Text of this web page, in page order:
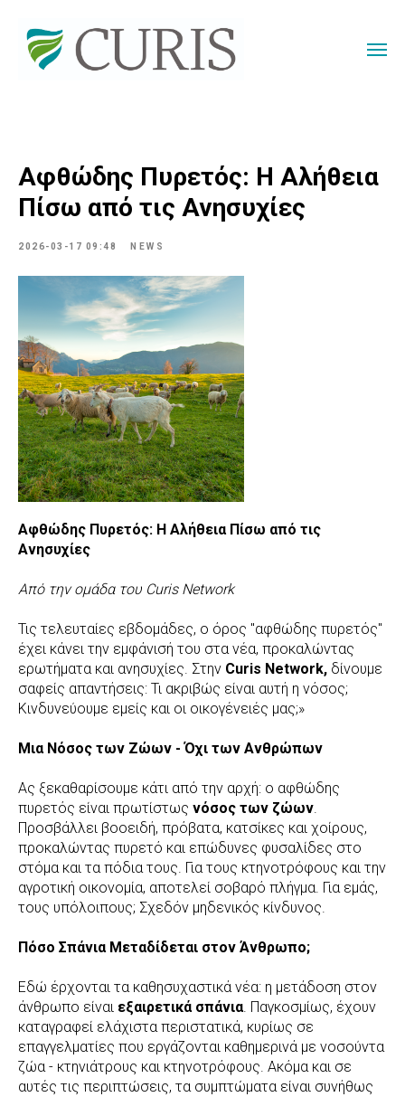
Αφθώδης Πυρετός: Η Αλήθεια
Πίσω από τις Ανησυχίες
2026-03-17 09:48 NEWS
Αφθώδης Πυρετός: Η Αλήθεια Πίσω από τις
Ανησυχίες
Από την ομάδα του Curis Network
Τις τελευταίες εβδομάδες, ο όρος "αφθώδης πυρετός"
έχει κάνει την εμφάνισή του στα νέα, προκαλώντας
ερωτήματα και ανησυχίες. Στην Curis Network, δίνουμε
σαφείς απαντήσεις: Τι ακριβώς είναι αυτή η νόσος;
Κινδυνεύουμε εμείς και οι οικογένειές μας;»
Μια Νόσος των Ζώων - Όχι των Ανθρώπων
Ας ξεκαθαρίσουμε κάτι από την αρχή: ο αφθώδης
πυρετός είναι πρωτίστως νόσος των ζώων.
Προσβάλλει βοοειδή, πρόβατα, κατσίκες και χοίρους,
προκαλώντας πυρετό και επώδυνες φυσαλίδες στο
στόμα και τα πόδια τους. Για τους κτηνοτρόφους και την
αγροτική οικονομία, αποτελεί σοβαρό πλήγμα. Για εμάς,
τους υπόλοιπους; Σχεδόν μηδενικός κίνδυνος.
Πόσο Σπάνια Μεταδίδεται στον Άνθρωπο;
Εδώ έρχονται τα καθησυχαστικά νέα: η μετάδοση στον
άνθρωπο είναι εξαιρετικά σπάνια. Παγκοσμίως, έχουν
καταγραφεί ελάχιστα περιστατικά, κυρίως σε
επαγγελματίες που εργάζονται καθημερινά με νοσούντα
ζώα - κτηνιάτρους και κτηνοτρόφους. Ακόμα και σε
αυτές τις περιπτώσεις, τα συμπτώματα είναι συνήθως